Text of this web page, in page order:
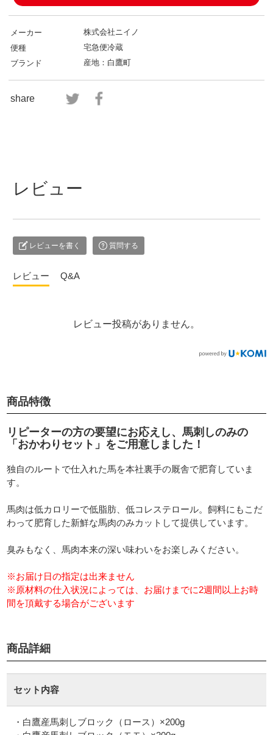
メーカー
株式会社ニイノ
便種
宅急便冷蔵
ブランド
産地：白鷹町
share
レビュー
レビューを書く 質問する
レビュー Q&A
レビュー投稿がありません。
商品特徴
リピーターの方の要望にお応えし、馬刺しのみの
「おかわりセット」をご用意しました！
独自のルートで仕入れた馬を本社裏手の厩舎で肥育していま
す。
馬肉は低カロリーで低脂肪、低コレステロール。飼料にもこだ
わって肥育した新鮮な馬肉のみカットして提供しています。
臭みもなく、馬肉本来の深い味わいをお楽しみください。
※お届け日の指定は出来ません
※原材料の仕入状況によっては、お届けまでに2週間以上お時
間を頂戴する場合がございます
商品詳細
セット内容
・白鷹産馬刺しブロック（ロース）×200g